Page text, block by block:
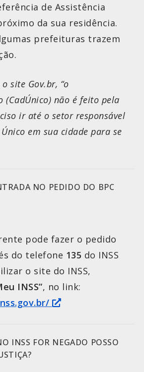
de Assistência
da sua residência.
prefeituras trazem
site Gov.br, “o
(CadÚnico) não é feito pela
ir até o setor responsável
em sua cidade para se
NO PEDIDO DO BPC
pode fazer o pedido
do telefone 135 do INSS
o site do INSS,
INSS”, no link:
INSS FOR NEGADO POSSO